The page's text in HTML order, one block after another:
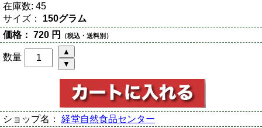
在庫数: 45
サイズ： 150グラム
価格： 720 円 （税込・送料別）
数量
ショップ名： 経堂自然食品センター